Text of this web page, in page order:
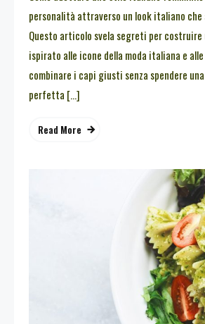
personalità attraverso un look italiano che
Questo articolo svela segreti per
ispirato alle icone della moda italiana e
combinare i capi giusti senza spendere
perfetta […]
Read More